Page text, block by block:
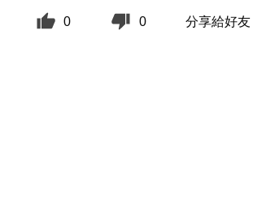
0 0 分享給好友